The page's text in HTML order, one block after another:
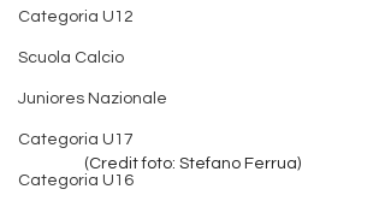
Categoria U12
Scuola Calcio
Juniores Nazionale
Categoria U17
Categoria U16
(Credit foto: Stefano Ferrua)